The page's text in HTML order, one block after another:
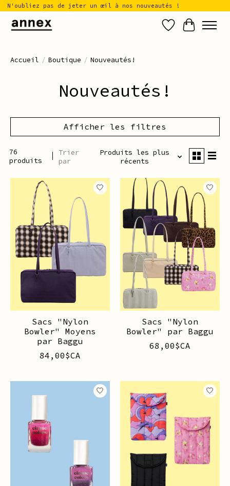
N'oubliez pas de jeter un œil à nos nouveautés !
Liste de
Panier
Accueil / Boutique / Nouveautés!
Nouveautés!
Afficher les filtres
76
produits
Trier
par
Produits les plus
récents
Sacs "Nylon
Bowler" Moyens
par Baggu
84,00$CA
Sacs "Nylon
Bowler" par Baggu
68,00$CA